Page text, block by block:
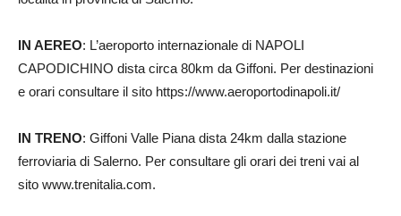
IN AEREO: L’aeroporto internazionale di NAPOLI
CAPODICHINO dista circa 80km da Giffoni. Per destinazioni
e orari consultare il sito https://www.aeroportodinapoli.it/
IN TRENO: Giffoni Valle Piana dista 24km dalla stazione
ferroviaria di Salerno. Per consultare gli orari dei treni vai al
sito www.trenitalia.com.